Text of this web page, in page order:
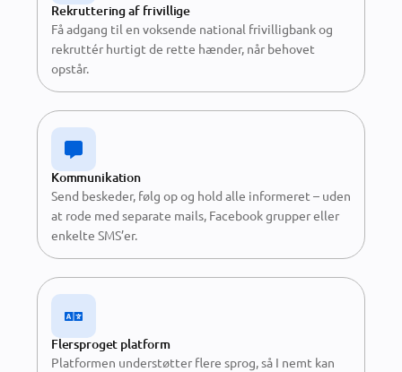
Rekruttering af frivillige
Få adgang til en voksende national frivilligbank og
rekruttér hurtigt de rette hænder, når behovet
opstår.
Kommunikation
Send beskeder, følg op og hold alle informeret – uden
at rode med separate mails, Facebook grupper eller
enkelte SMS’er.
Flersproget platform
Platformen understøtter flere sprog, så I nemt kan